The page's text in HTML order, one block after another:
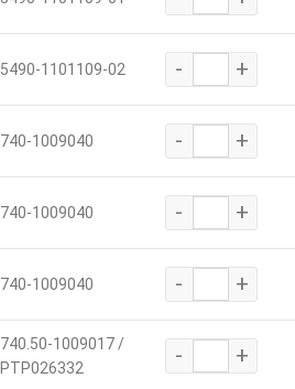
5490-1101109-02 - +
740-1009040 - +
740-1009040 - +
740-1009040 - +
740.50-1009017 /
PTP026332
- +